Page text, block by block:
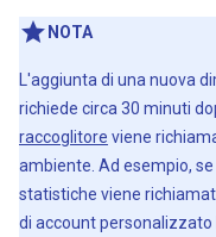
NOTA
L'aggiunta di una nuova
richiede circa 30 minuti
raccoglitore viene
ambiente. Ad esempio,
statistiche viene
di account